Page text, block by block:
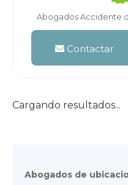
Abogados Accidente
Contactar
Cargando resultados...
Abogados de